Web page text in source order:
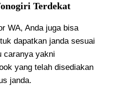
Terdekat
WA, Anda juga bisa
dapatkan janda sesuai
caranya yakni
yang telah disediakan
janda.